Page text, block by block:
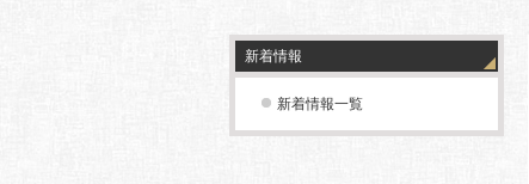
新着情報
新着情報一覧